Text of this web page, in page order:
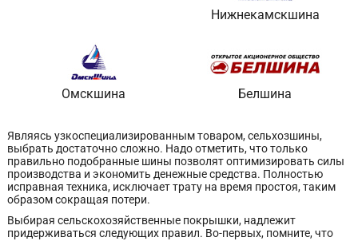
Нижнекамскшина
Омскшина Белшина
Являясь узкоспециализированным товаром, сельхозшины,
выбрать достаточно сложно. Надо отметить, что только
правильно подобранные шины позволят оптимизировать силы
производства и экономить денежные средства. Полностью
исправная техника, исключает трату на время простоя, таким
образом сокращая потери.
Выбирая сельскохозяйственные покрышки, надлежит
придерживаться следующих правил. Во-первых, помните, что